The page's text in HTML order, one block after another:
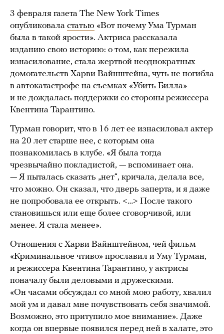
3 февраля газета The New York Times
опубликовала статью «Вот почему Ума Турман
была в такой ярости». Актриса рассказала
изданию свою историю: о том, как пережила
изнасилование, стала жертвой неоднократных
домогательств Харви Вайнштейна, чуть не погибла
в автокатастрофе на съемках «Убить Билла»
и не дождалась поддержки со стороны режиссера
Квентина Тарантино.
Турман говорит, что в 16 лет ее изнасиловал актер
на 20 лет старше нее, с которым она
познакомилась в клубе. «Я была тогда
чрезвычайно покладистой, — вспоминает она.
— Я пыталась сказать „нет“, кричала, делала все,
что можно. Он сказал, что дверь заперта, и я даже
не попробовала ее открыть. <…> После такого
становишься или еще более сговорчивой, или
менее. Я стала менее».
Отношения с Харви Вайнштейном, чей фильм
«Криминальное чтиво» прославил и Уму Турман,
и режиссера Квентина Тарантино, у актрисы
поначалу были деловыми и дружескими.
«Он часами обсуждал со мной мою работу, хвалил
мой ум и давал мне почувствовать себя значимой.
Возможно, это притупило мое внимание». Даже
когда он впервые появился перед ней в халате, это